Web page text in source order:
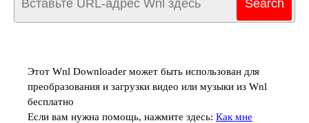
Этот Wnl Downloader может быть использован для
преобразования и загрузки видео или музыки из Wnl
бесплатно
Если вам нужна помощь, нажмите здесь: Как мне